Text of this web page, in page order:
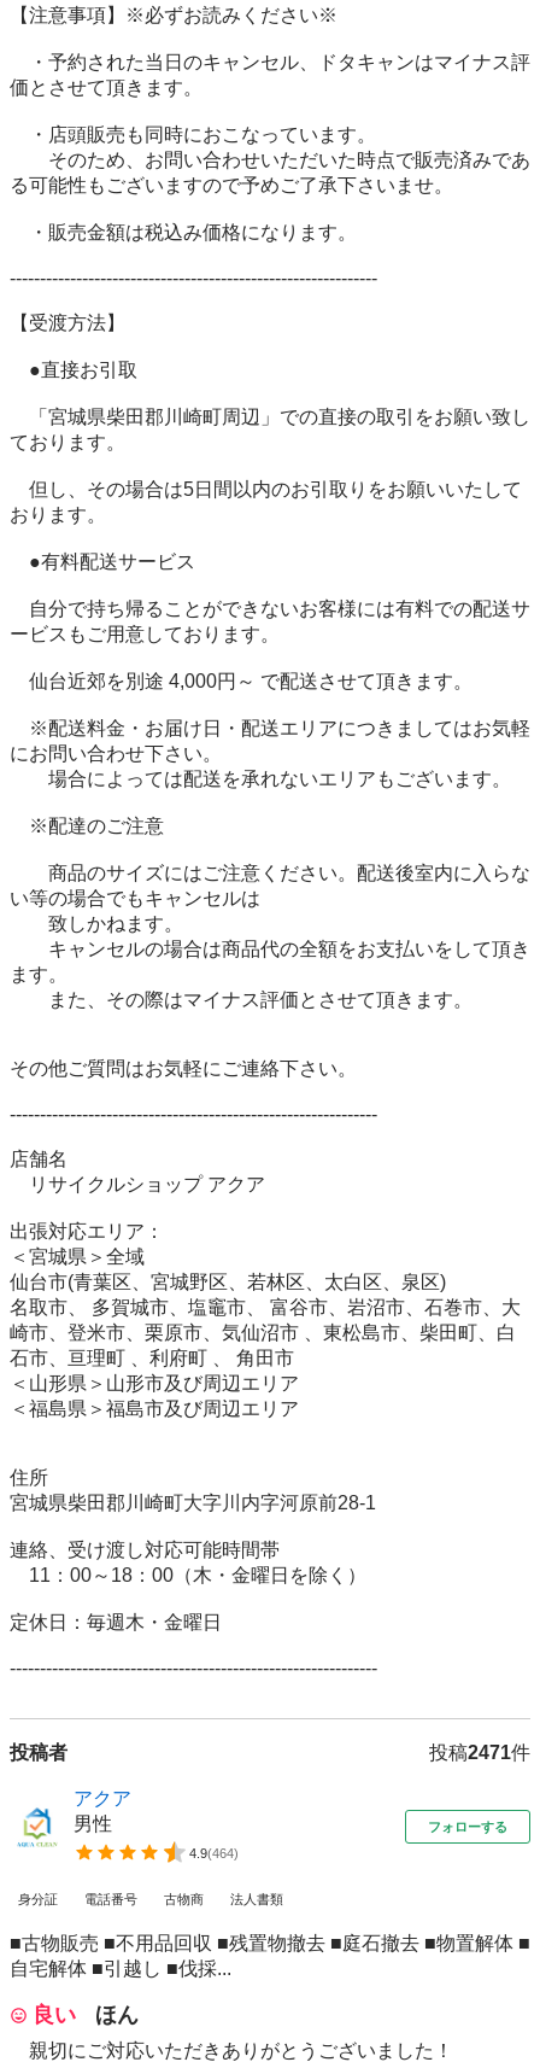
【注意事項】※必ずお読みください※
・予約された当日のキャンセル、ドタキャンはマイナス評
価とさせて頂きます。
・店頭販売も同時におこなっています。
そのため、お問い合わせいただいた時点で販売済みであ
る可能性もございますので予めご了承下さいませ。
・販売金額は税込み価格になります。
-------------------------------------------------------------
【受渡方法】
●直接お引取
「宮城県柴田郡川崎町周辺」での直接の取引をお願い致し
ております。
但し、その場合は5日間以内のお引取りをお願いいたして
おります。
●有料配送サービス
自分で持ち帰ることができないお客様には有料での配送サ
ービスもご用意しております。
仙台近郊を別途 4,000円～ で配送させて頂きます。
※配送料金・お届け日・配送エリアにつきましてはお気軽
にお問い合わせ下さい。
場合によっては配送を承れないエリアもございます。
※配達のご注意
商品のサイズにはご注意ください。配送後室内に入らな
い等の場合でもキャンセルは
致しかねます。
キャンセルの場合は商品代の全額をお支払いをして頂き
ます。
また、その際はマイナス評価とさせて頂きます。
その他ご質問はお気軽にご連絡下さい。
-------------------------------------------------------------
店舗名
リサイクルショップ アクア
出張対応エリア：
＜宮城県＞全域
仙台市(青葉区、宮城野区、若林区、太白区、泉区)
名取市、 多賀城市、塩竈市、 富谷市、岩沼市、石巻市、大
崎市、登米市、栗原市、気仙沼市 、東松島市、柴田町、白
石市、亘理町 、利府町 、 角田市
＜山形県＞山形市及び周辺エリア
＜福島県＞福島市及び周辺エリア
住所
宮城県柴田郡川崎町大字川内字河原前28-1
連絡、受け渡し対応可能時間帯
11：00～18：00（木・金曜日を除く）
定休日：毎週木・金曜日
-------------------------------------------------------------
投稿者 投稿2471件
アクア
男性
4.9(464)
フォローする
身分証 電話番号 古物商 法人書類
■古物販売 ■不用品回収 ■残置物撤去 ■庭石撤去 ■物置解体 ■
自宅解体 ■引越し ■伐採...
良い ほん
親切にご対応いただきありがとうございました！